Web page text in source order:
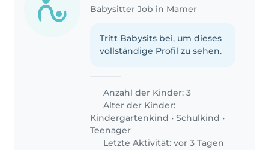
Babysitter Job in Mamer
Tritt Babysits bei, um dieses
vollständige Profil zu sehen.
Anzahl der Kinder: 3
Alter der Kinder:
Kindergartenkind •Schulkind •
Teenager
Letzte Aktivität: vor 3 Tagen